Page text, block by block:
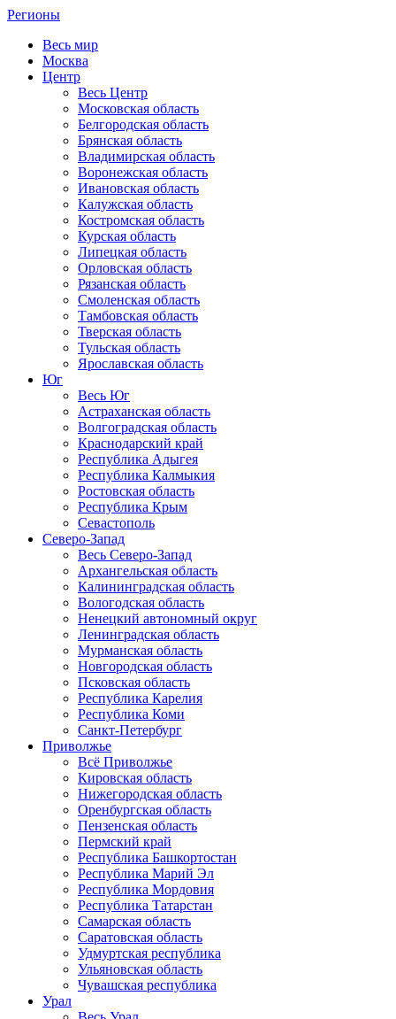
Регионы
Весь мир
Москва
Центр
Весь Центр
Московская область
Белгородская область
Брянская область
Владимирская область
Воронежская область
Ивановская область
Калужская область
Костромская область
Курская область
Липецкая область
Орловская область
Рязанская область
Смоленская область
Тамбовская область
Тверская область
Тульская область
Ярославская область
Юг
Весь Юг
Астраханская область
Волгоградская область
Краснодарский край
Республика Адыгея
Республика Калмыкия
Ростовская область
Республика Крым
Севастополь
Северо-Запад
Весь Северо-Запад
Архангельская область
Калининградская область
Вологодская область
Ненецкий автономный округ
Ленинградская область
Мурманская область
Новгородская область
Псковская область
Республика Карелия
Республика Коми
Санкт-Петербург
Приволжье
Всё Приволжье
Кировская область
Нижегородская область
Оренбургская область
Пензенская область
Пермский край
Республика Башкортостан
Республика Марий Эл
Республика Мордовия
Республика Татарстан
Самарская область
Саратовская область
Удмуртская республика
Ульяновская область
Чувашская республика
Урал